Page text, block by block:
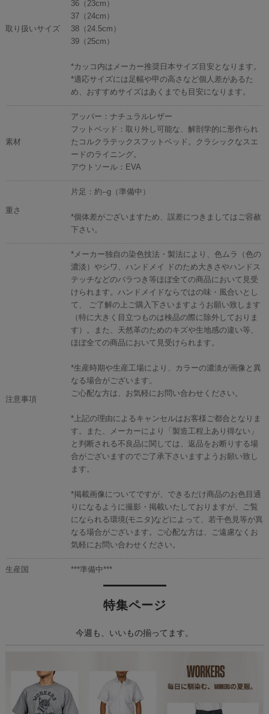
取り扱いサイズ
36（23cm）
37（24cm）
38（24.5cm）
39（25cm）
*カッコ内はメーカー推奨日本サイズ目安となります。
*適応サイズには足幅や甲の高さなど個人差があるた
め、おすすめサイズはあくまでも目安になります。
素材
アッパー：ナチュラルレザー
フットベッド：取り外し可能な、解剖学的に形作られ
たコルクラテックスフットベッド。クラシックなスエ
ードのライニング。
アウトソール：EVA
重さ
片足：約--g（準備中）
*個体差がございますため、誤差につきましてはご容赦
下さい。
注意事項
*メーカー独自の染色技法・製法により、色ムラ（色の
濃淡）やシワ、ハンドメイ ドのため大きさやハンドス
テッチなどのバラつき等ほぼ全ての商品において見受
けられます。ハンドメイドならではの味・風合いとし
て、 ご了解の上ご購入下さいますようお願い致します
（特に大きく目立つものは検品の際に除外しておりま
す）。また、天然革のためのキズや生地感の違い等、
ほぼ全ての商品において見受けられます。
*生産時期や生産工場により、カラーの濃淡が画像と異
なる場合がございます。
ご心配な方は、お気軽にお問い合わせください。
*上記の理由によるキャンセルはお客様ご都合となりま
す。また、メーカーにより「製造工程上あり得ない」
と判断される不良品に関しては、返品をお断りする場
合がございますのでご了承下さいますようお願い致し
ます。
*掲載画像についてですが、できるだけ商品のお色目通
りになるように撮影・掲載いたしておりますが、ご覧
になられる環境(モニタ)などによって、若干色見等が異
なる場合がございます。ご心配な方は、ご遠慮なくお
気軽にお問い合わせください。
生産国 ***準備中***
特集ページ
今週も、いいもの揃ってます。